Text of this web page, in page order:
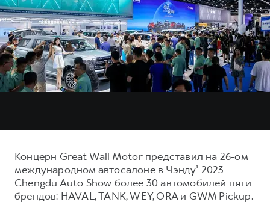
DARGO
от 3 199 000 ₽
DARGO X
от 3 499 000 ₽
от 2 899 000 ₽ от 3 599 000 ₽
Тест-драйв
Трейд-ин
КРЕДИТ И СТРАХОВАНИЕ
КОРПОРАТИВНЫМ КЛИЕНТАМ
Для малого бизнеса
СЕРВИСНОЕ ОБСЛУЖИВАНИЕ
Нулевое ТО
Программа «Помощь на дороге»
Регламенты технического обслуживания
ПОДДЕРЖКА
GWM Безопасность
Гарантия HAVAL
Мобильное приложение GWM
О дилере
Наша команда
Контакты
Концерн Great Wall Motor представил на 26-ом
международном автосалоне в Чэнду¹ 2023
Chengdu Auto Show более 30 автомобилей пяти
брендов: HAVAL, TANK, WEY, ORA и GWM Pickup.